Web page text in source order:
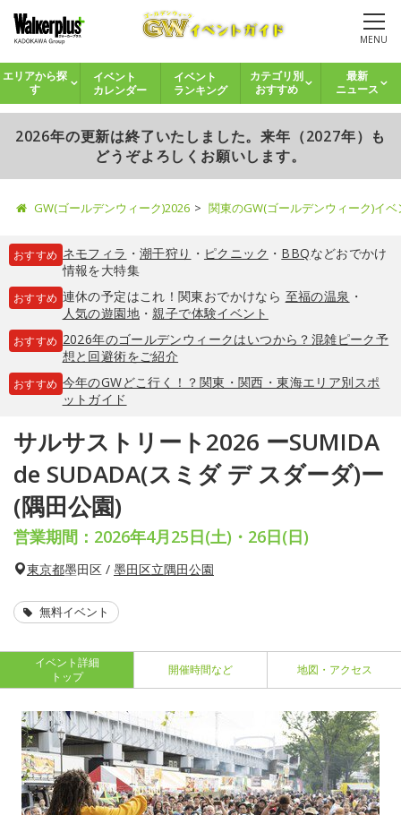
MENU
エリアから探
す
イベント
カレンダー
イベント
ランキング
カテゴリ別
おすすめ
最新
ニュース
2026年の更新は終了いたしました。来年（2027年）も
どうぞよろしくお願いします。
GW(ゴールデンウィーク)2026 関東のGW(ゴールデンウィーク)イ
おすすめ ネモフィラ ・ 潮干狩り ・ ピクニック ・ BBQなどおでかけ
情報を大特集
おすすめ 連休の予定はこれ！関東おでかけなら 至福の温泉 ・
人気の遊園地・親子で体験イベント
おすすめ 2026年のゴールデンウィークはいつから？混雑ピーク予
想と回避術をご紹介
おすすめ 今年のGWどこ行く！？関東・関西・東海エリア別スポ
ットガイド
サルサストリート2026 ーSUMIDA
de SUDADA(スミダ デ スダーダ)ー
(隅田公園)
営業期間：2026年4月25日(土)・26日(日)
東京都墨田区 / 墨田区立隅田公園
無料イベント
イベント詳細
トップ
開催時間など 地図・アクセス